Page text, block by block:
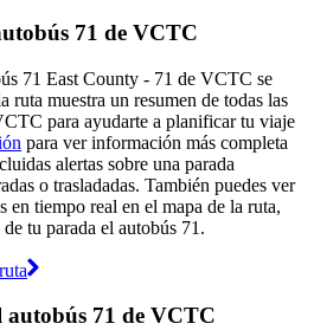
71 de VCTC
71 East County - 71 de VCTC se
ruta muestra un resumen de todas las
para ayudarte a planificar tu viaje
para ver información más completa
alertas sobre una parada
o trasladadas. También puedes ver
en tiempo real en el mapa de la ruta,
tu parada el autobús 71.
autobús 71 de VCTC